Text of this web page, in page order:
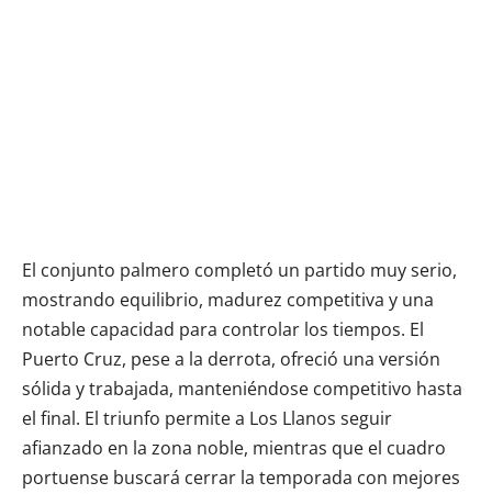
El conjunto palmero completó un partido muy serio,
mostrando equilibrio, madurez competitiva y una
notable capacidad para controlar los tiempos. El
Puerto Cruz, pese a la derrota, ofreció una versión
sólida y trabajada, manteniéndose competitivo hasta
el final. El triunfo permite a Los Llanos seguir
afianzado en la zona noble, mientras que el cuadro
portuense buscará cerrar la temporada con mejores